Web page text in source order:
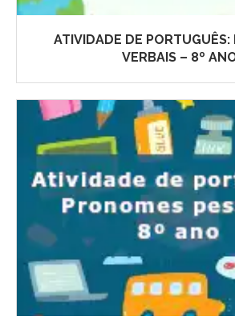
ATIVIDADE DE PORTUGUÊS:
VERBAIS – 8º